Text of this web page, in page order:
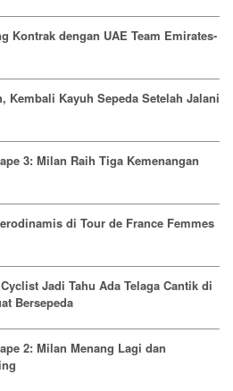
Kontrak dengan UAE Team Emirates-
Kembali Kayuh Sepeda Setelah Jalani
3: Milan Raih Tiga Kemenangan
di Tour de France Femmes
Jadi Tahu Ada Telaga Cantik di
Bersepeda
2: Milan Menang Lagi dan